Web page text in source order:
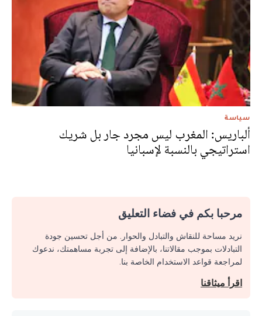
سياسة
ألباريس: المغرب ليس مجرد جار بل شريك
استراتيجي بالنسبة لإسبانيا
مرحبا بكم في فضاء التعليق
نريد مساحة للنقاش والتبادل والحوار. من أجل تحسين جودة
التبادلات بموجب مقالاتنا، بالإضافة إلى تجربة مساهمتك، ندعوك
لمراجعة قواعد الاستخدام الخاصة بنا.
اقرأ ميثاقنا